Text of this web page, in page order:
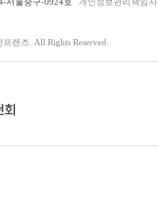
렌즈. All Rights Reserved.